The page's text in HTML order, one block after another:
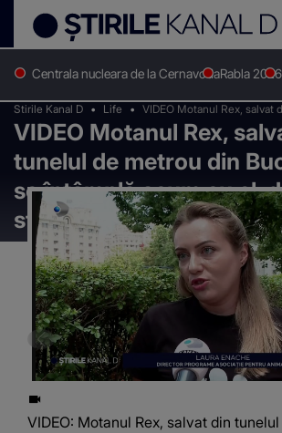
Centrala nucleara de la CernavodaRabla 2026
Stirile Kanal D Life
VIDEO Motanul Rex, salvat
din București. Ce se
a stat captiv cinci zile
VIDEO Motanul Rex,
tunelul de metrou din
se întâmplă acum cu el,
stat captiv cinci zile
VIDEO: Motanul Rex, salvat din